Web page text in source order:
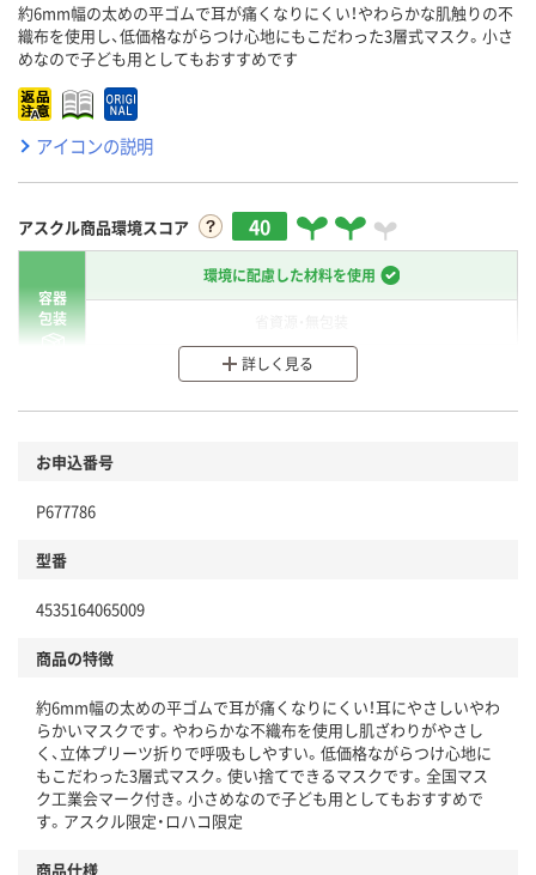
約6mm幅の太めの平ゴムで耳が痛くなりにくい！やわらかな肌触りの不
織布を使用し、低価格ながらつけ心地にもこだわった3層式マスク。小さ
めなので子ども用としてもおすすめです
アイコンの説明
アスクル商品環境スコア 40
容器
包装
環境に配慮した材料を使用
分別・リサイクルしやすい設計
商品
本体
仕組
この商品の環境配慮ポイントです。下記商品詳細「
アスクル商品環境スコア詳細／加点項目
」で確認できます。
詳しく見る
お申込番号
P677786
型番
4535164065009
商品の特徴
約6mm幅の太めの平ゴムで耳が痛くなりにくい！耳にやさしいやわ
らかいマスクです。やわらかな不織布を使用し肌ざわりがやさし
く、立体プリーツ折りで呼吸もしやすい。低価格ながらつけ心地に
もこだわった3層式マスク。使い捨てできるマスクです。全国マス
ク工業会マーク付き。小さめなので子ども用としてもおすすめで
す。アスクル限定・ロハコ限定
商品仕様